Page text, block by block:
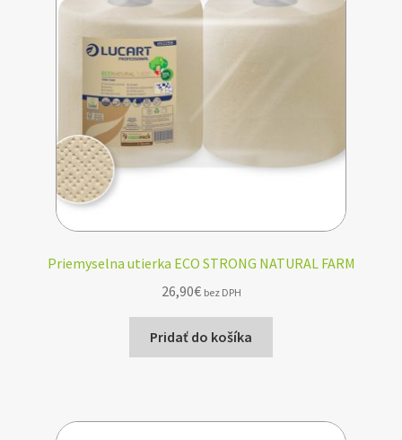
Priemyselna utierka ECO STRONG NATURAL FARM
26,90€ bez DPH
Pridať do košíka